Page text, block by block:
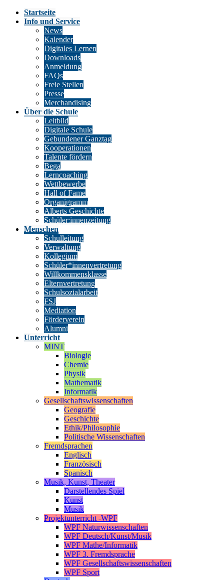
Startseite
Info und Service
News
Kalender
Digitales Lernen
Downloads
Anmeldung
FAQs
Freie Stellen
Presse
Merchandising
Über die Schule
Leitbild
Digitale Schule
Gebundener Ganztag
Kooperationen
Talente fördern
Bega
Lerncoaching
Wettbewerbe
Hall of Fame
Organigramm
Alberts Geschichte
Schüler:innenzeitung
Menschen
Schulleitung
Verwaltung
Kollegium
Schüler*innenvertretung
Willkommensklasse
Elternvertretung
Schulsozialarbeit
FSJ
Mediation
Förderverein
Alumni
Unterricht
MINT
Biologie
Chemie
Physik
Mathematik
Informatik
Gesellschaftswissenschaften
Geografie
Geschichte
Ethik/Philosophie
Politische Wissenschaften
Fremdsprachen
Englisch
Französisch
Spanisch
Musik, Kunst, Theater
Darstellendes Spiel
Kunst
Musik
Projektunterricht -WPF
WPF Naturwissenschaften
WPF Deutsch/Kunst/Musik
WPF Mathe/Informatik
WPF 3. Fremdsprache
WPF Gesellschaftswissenschaften
WPF Sport